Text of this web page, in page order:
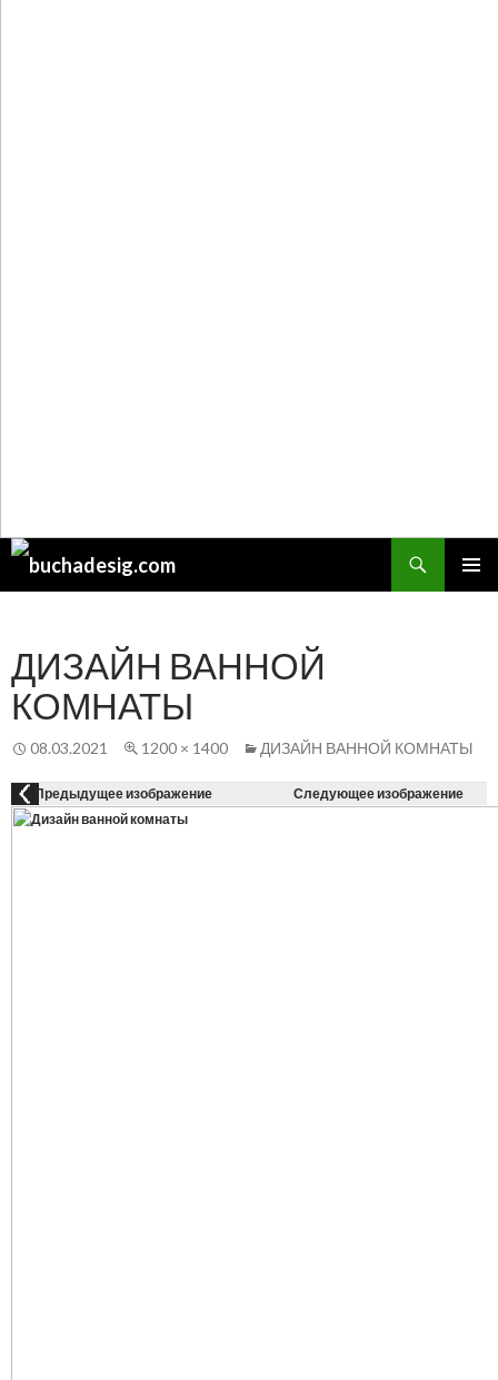
Поиск
ДИЗАЙН ВАННОЙ
КОМНАТЫ
08.03.2021 1200 × 1400 ДИЗАЙН ВАННОЙ КОМНАТЫ
Предыдущее изображение Следующее изображение